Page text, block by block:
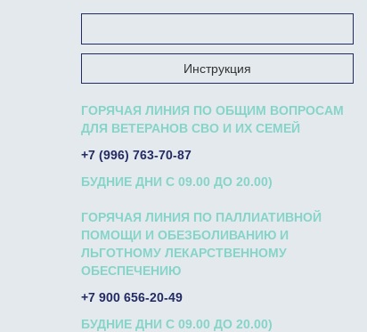
Инструкция
ГОРЯЧАЯ ЛИНИЯ ПО ОБЩИМ ВОПРОСАМ
ДЛЯ ВЕТЕРАНОВ СВО И ИХ СЕМЕЙ
+7 (996) 763-70-87
БУДНИЕ ДНИ С 09.00 ДО 20.00)
ГОРЯЧАЯ ЛИНИЯ ПО ПАЛЛИАТИВНОЙ
ПОМОЩИ И ОБЕЗБОЛИВАНИЮ И
ЛЬГОТНОМУ ЛЕКАРСТВЕННОМУ
ОБЕСПЕЧЕНИЮ
+7 900 656-20-49
БУДНИЕ ДНИ С 09.00 ДО 20.00)